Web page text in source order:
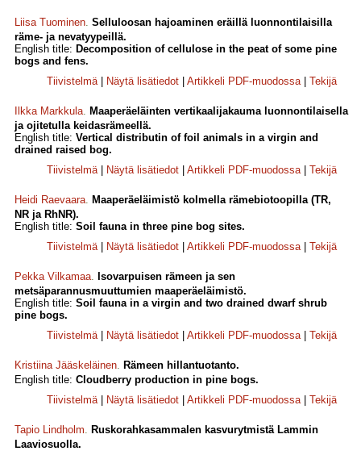
Liisa Tuominen. Selluloosan hajoaminen eräillä luonnontilaisilla
räme- ja nevatyypeillä.
English title: Decomposition of cellulose in the peat of some pine
bogs and fens.
Tiivistelmä| Näytä lisätiedot Artikkeli PDF-muodossa| Tekijä
Ilkka Markkula. Maaperäeläinten vertikaalijakauma luonnontilaisella
ja ojitetulla keidasrämeellä.
English title: Vertical distributin of foil animals in a virgin and
drained raised bog.
Tiivistelmä| Näytä lisätiedot Artikkeli PDF-muodossa| Tekijä
Heidi Raevaara. Maaperäeläimistö kolmella rämebiotoopilla (TR,
NR ja RhNR).
English title: Soil fauna in three pine bog sites.
Tiivistelmä| Näytä lisätiedot Artikkeli PDF-muodossa| Tekijä
Pekka Vilkamaa. Isovarpuisen rämeen ja sen
metsäparannusmuuttumien maaperäeläimistö.
English title: Soil fauna in a virgin and two drained dwarf shrub
pine bogs.
Tiivistelmä| Näytä lisätiedot Artikkeli PDF-muodossa| Tekijä
Kristiina Jääskeläinen. Rämeen hillantuotanto.
English title: Cloudberry production in pine bogs.
Tiivistelmä| Näytä lisätiedot Artikkeli PDF-muodossa| Tekijä
Tapio Lindholm. Ruskorahkasammalen kasvurytmistä Lammin
Laaviosuolla.